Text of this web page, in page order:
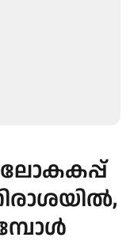
ലോകകപ്പ്